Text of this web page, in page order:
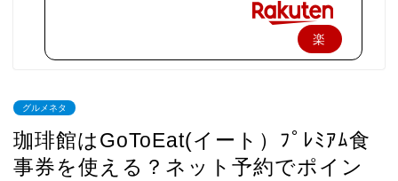
楽
グルメネタ
珈琲館はGoToEat(イート）ﾌﾟﾚﾐｱﾑ食
事券を使える？ネット予約でポイン